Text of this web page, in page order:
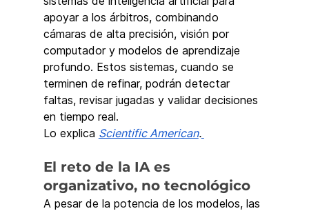
apoyar a los árbitros, combinando
cámaras de alta precisión, visión por
computador y modelos de aprendizaje
profundo. Estos sistemas, cuando se
terminen de refinar, podrán detectar
faltas, revisar jugadas y validar decisiones
en tiempo real.
Lo explica Scientific American.
El reto de la IA es
organizativo, no tecnológico
A pesar de la potencia de los modelos, las